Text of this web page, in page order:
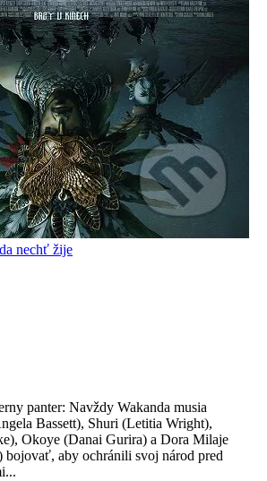
nechť žije
panter: Navždy Wakanda musia
Bassett), Shuri (Letitia Wright),
Okoye (Danai Gurira) a Dora Milaje
bojovať, aby ochránili svoj národ pred